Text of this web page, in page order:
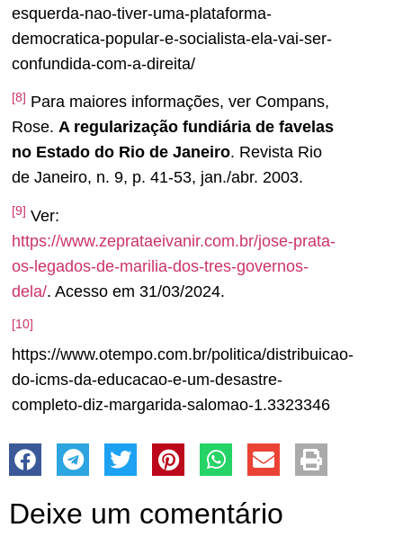
esquerda-nao-tiver-uma-plataforma-
democratica-popular-e-socialista-ela-vai-ser-
confundida-com-a-direita/
[8] Para maiores informações, ver Compans,
Rose. A regularização fundiária de favelas
no Estado do Rio de Janeiro. Revista Rio
de Janeiro, n. 9, p. 41-53, jan./abr. 2003.
[9] Ver:
https://www.zeprataeivanir.com.br/jose-prata-
os-legados-de-marilia-dos-tres-governos-
dela/. Acesso em 31/03/2024.
[10]
https://www.otempo.com.br/politica/distribuicao-
do-icms-da-educacao-e-um-desastre-
completo-diz-margarida-salomao-1.3323346
Deixe um comentário